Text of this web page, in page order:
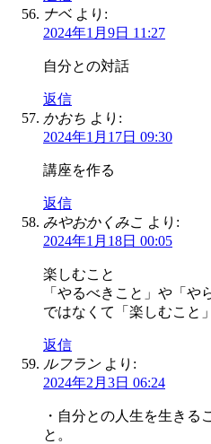
ナベ より:
2024年1月9日 11:27
自分との対話
返信
かおち より:
2024年1月17日 09:30
講座を作る
返信
みやおかくみこ より:
2024年1月18日 00:05
楽しむこと
「やるべきこと」や「や
ではなくて「楽しむこと
返信
ルフラン より:
2024年2月3日 06:24
・自分との人生を生きる
と。